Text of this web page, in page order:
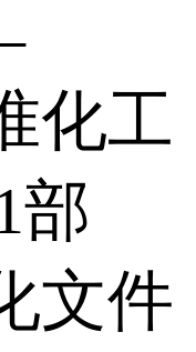
化工
部
文件